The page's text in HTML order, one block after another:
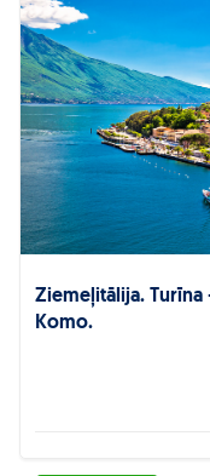
Ziemeļitālija. Turīna
Komo.